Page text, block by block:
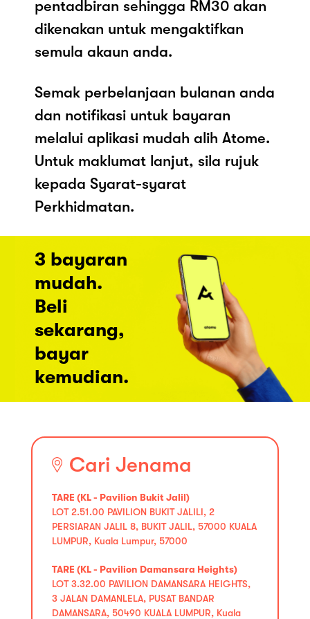
pentadbiran sehingga RM30 akan
dikenakan untuk mengaktifkan
semula akaun anda.
Semak perbelanjaan bulanan anda
dan notifikasi untuk bayaran
melalui aplikasi mudah alih Atome.
Untuk maklumat lanjut, sila rujuk
kepada Syarat-syarat
Perkhidmatan.
3 bayaran
mudah.
Beli
sekarang,
bayar
kemudian.
Cari Jenama
TARE (KL - Pavilion Bukit Jalil)
LOT 2.51.00 PAVILION BUKIT JALILI, 2
PERSIARAN JALIL 8, BUKIT JALIL, 57000 KUALA
LUMPUR, Kuala Lumpur, 57000
TARE (KL - Pavilion Damansara Heights)
LOT 3.32.00 PAVILION DAMANSARA HEIGHTS,
3 JALAN DAMANLELA, PUSAT BANDAR
DAMANSARA, 50490 KUALA LUMPUR, Kuala